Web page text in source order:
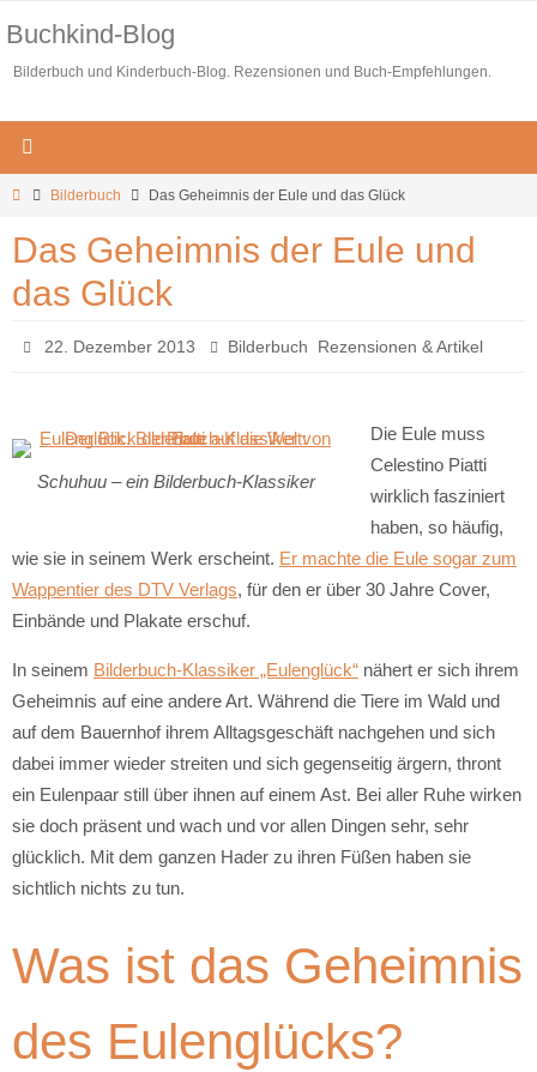
Inhalt
springen
Buchkind-Blog
Bilderbuch und Kinderbuch-Blog. Rezensionen und Buch-Empfehlungen.
StartBilderbuch Das Geheimnis der Eule und das Glück
Das Geheimnis der Eule und
das Glück
22. Dezember 2013 Bilderbuch Rezensionen & Artikel
Schuhuu – ein Bilderbuch-Klassiker
Die Eule muss
Celestino Piatti
wirklich fasziniert
haben, so häufig,
wie sie in seinem Werk erscheint. Er machte die Eule sogar zum
Wappentier des DTV Verlags, für den er über 30 Jahre Cover,
Einbände und Plakate erschuf.
In seinem Bilderbuch-Klassiker „Eulenglück“ nähert er sich ihrem
Geheimnis auf eine andere Art. Während die Tiere im Wald und
auf dem Bauernhof ihrem Alltagsgeschäft nachgehen und sich
dabei immer wieder streiten und sich gegenseitig ärgern, thront
ein Eulenpaar still über ihnen auf einem Ast. Bei aller Ruhe wirken
sie doch präsent und wach und vor allen Dingen sehr, sehr
glücklich. Mit dem ganzen Hader zu ihren Füßen haben sie
sichtlich nichts zu tun.
Was ist das Geheimnis
des Eulenglücks?